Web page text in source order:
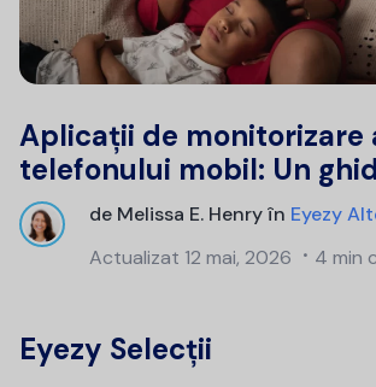
Aplicații de monitorizare
telefonului mobil: Un
de Melissa E. Henryîn Eyezy
Actualizat 12 mai, 2026 4 min
Eyezy Selecții